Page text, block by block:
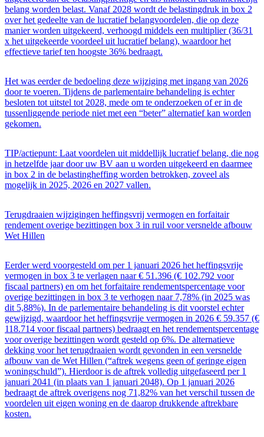
belang worden belast. Vanaf 2028 wordt de belastingdruk in box 2
over het gedeelte van de lucratief belangvoordelen, die op deze
manier worden uitgekeerd, verhoogd middels een multiplier (36/31
x het uitgekeerde voordeel uit lucratief belang), waardoor het
effectieve tarief ten hoogste 36% bedraagt.
Het was eerder de bedoeling deze wijziging met ingang van 2026
door te voeren. Tijdens de parlementaire behandeling is echter
besloten tot uitstel tot 2028, mede om te onderzoeken of er in de
tussenliggende periode niet met een “beter” alternatief kan worden
gekomen.
TIP/actiepunt: Laat voordelen uit middellijk lucratief belang, die nog
in hetzelfde jaar door uw BV aan u worden uitgekeerd en daarmee
in box 2 in de belastingheffing worden betrokken, zoveel als
mogelijk in 2025, 2026 en 2027 vallen.
Terugdraaien wijzigingen heffingsvrij vermogen en forfaitair
rendement overige bezittingen box 3 in ruil voor versnelde afbouw
Wet Hillen
Eerder werd voorgesteld om per 1 januari 2026 het heffingsvrije
vermogen in box 3 te verlagen naar € 51.396 (€ 102.792 voor
fiscaal partners) en om het forfaitaire rendementspercentage voor
overige bezittingen in box 3 te verhogen naar 7,78% (in 2025 was
dit 5,88%). In de parlementaire behandeling is dit voorstel echter
gewijzigd, waardoor het heffingsvrije vermogen in 2026 € 59.357 (€
118.714 voor fiscaal partners) bedraagt en het rendementspercentage
voor overige bezittingen wordt gesteld op 6%. De alternatieve
dekking voor het terugdraaien wordt gevonden in een versnelde
afbouw van de Wet Hillen (“aftrek wegens geen of geringe eigen
woningschuld”). Hierdoor is de aftrek volledig uitgefaseerd per 1
januari 2041 (in plaats van 1 januari 2048). Op 1 januari 2026
bedraagt de aftrek overigens nog 71,82% van het verschil tussen de
voordelen uit eigen woning en de daarop drukkende aftrekbare
kosten.